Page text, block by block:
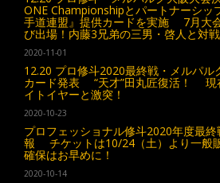
ONE Championshipとパートナーシッ
手道連盟』提供カードを実施 7月大
び出場！内藤3兄弟の三男・啓人と対戦
2020-11-01
12.20 プロ修斗2020最終戦・メルパル
カード発表 “天才”田丸匠復活！ 現
イトイヤーと激突！
2020-10-23
プロフェッショナル修斗2020年度最
報 チケットは10/24（土）より一般
確保はお早めに！
2020-10-14